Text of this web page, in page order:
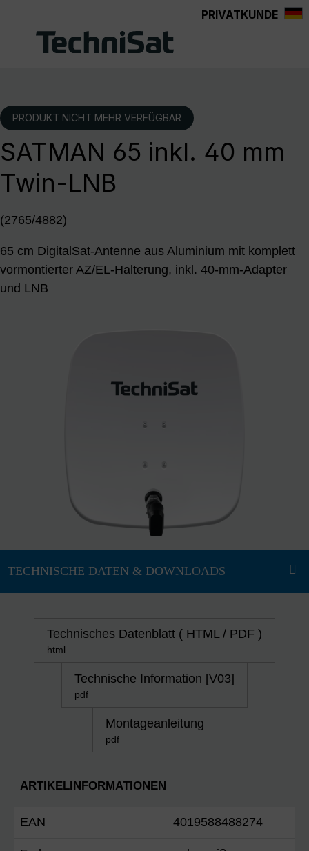
PRIVATKUNDE
PRODUKT NICHT MEHR VERFÜGBAR
SATMAN 65 inkl. 40 mm
Twin-LNB
(2765/4882)
65 cm DigitalSat-Antenne aus Aluminium mit komplett
vormontierter AZ/EL-Halterung, inkl. 40-mm-Adapter
und LNB
Technisches Datenblatt ( HTML / PDF )
html
Technische Information [V03]
pdf
Montageanleitung
pdf
ARTIKELINFORMATIONEN
EAN 4019588488274